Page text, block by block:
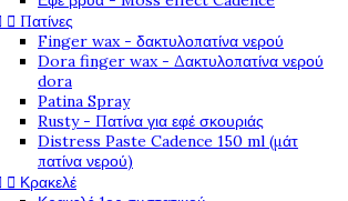
 Πατίνες
Finger wax - δακτυλοπατίνα νερού
Dora finger wax - Δακτυλοπατίνα νερού
dora
Patina Spray
Rusty - Πατίνα για εφέ σκουριάς
Distress Paste Cadence 150 ml (μάτ
πατίνα νερού)
 Κρακελέ